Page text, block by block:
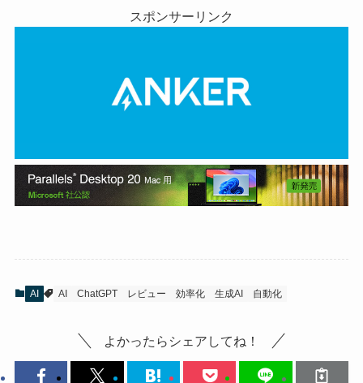
スポンサーリンク
AI AI ChatGPT レビュー 効率化 生成AI 自動化
よかったらシェアしてね！